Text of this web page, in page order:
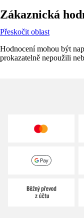
Zákaznická
Přeskočit oblast
Hodnocení mohou být
prokazatelně nepoužili